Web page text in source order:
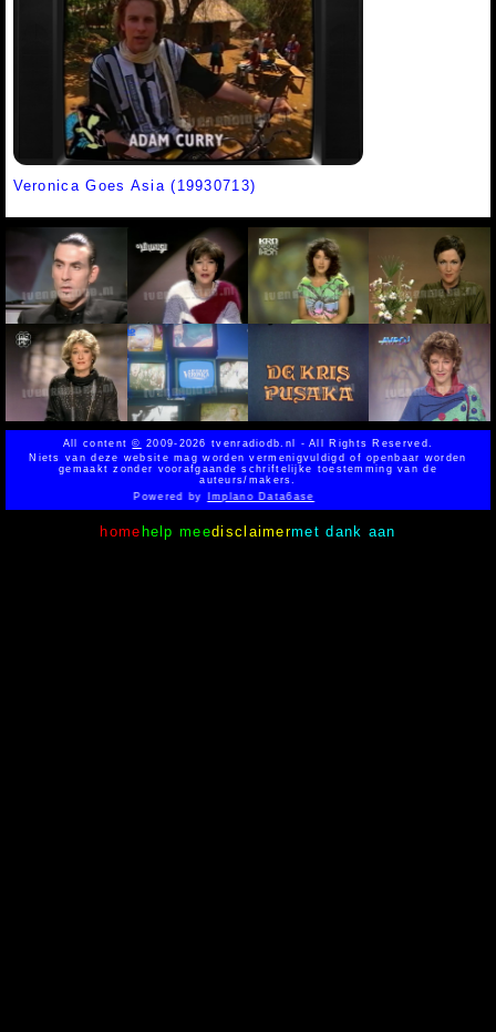
Veronica Goes Asia (19930713)
All content© 2009-2026 tvenradiodb.nl - All Rights Reserved.
Niets van deze website mag worden vermenigvuldigd of openbaar worden
gemaakt zonder voorafgaande schriftelijke toestemming van de
auteurs/makers.
Powered byImplano Data6ase
home help meedisclaimermet dank aan